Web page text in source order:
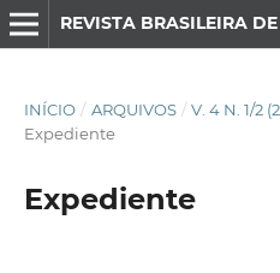
INÍCIO / ARQUIVOS / V. 4 N. 1/2
Expediente
Expediente